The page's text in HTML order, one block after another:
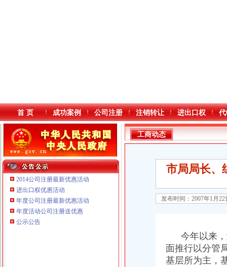
本站导航
首 页 成功案例 公司注册 注销转让 进出口权
2014公司注册最新优惠活动
进出口权优惠活动
年度公司注册最新优惠活动
年度活动公司注册送优惠
公示公告
重庆傲志众达投资咨询有限责任公司 渝九1000万 （增资）
工商动态
市局局长、
发布时间：2007年1月
今年以来，
面推行以分管
基层所为主，